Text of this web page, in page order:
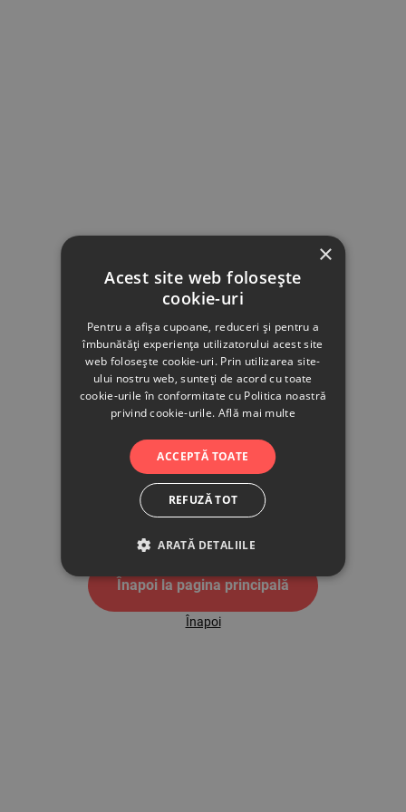
500
Înapoi la pagina principală
Înapoi
×
Acest site web folosește
cookie-uri
Pentru a afișa cupoane, reduceri și pentru a
îmbunătăți experiența utilizatorului acest site
web folosește cookie-uri. Prin utilizarea site-
ului nostru web, sunteți de acord cu toate
cookie-urile în conformitate cu Politica noastră
privind cookie-urile. Află mai multe
ACCEPTĂ TOATE
REFUZĂ TOT
ARATĂ DETALIILE